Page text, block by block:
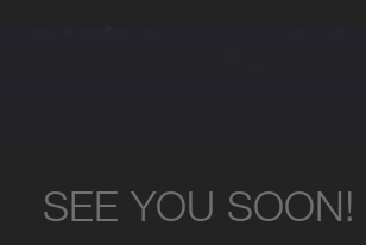
SEE YOU SOON!